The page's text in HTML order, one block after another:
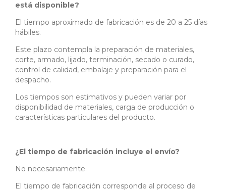
está disponible?
El tiempo aproximado de fabricación es de 20 a 25 días
hábiles.
Este plazo contempla la preparación de materiales,
corte, armado, lijado, terminación, secado o curado,
control de calidad, embalaje y preparación para el
despacho.
Los tiempos son estimativos y pueden variar por
disponibilidad de materiales, carga de producción o
características particulares del producto.
¿El tiempo de fabricación incluye el envío?
No necesariamente.
El tiempo de fabricación corresponde al proceso de